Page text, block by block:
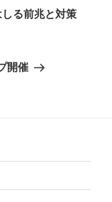
る前兆と対策
開催